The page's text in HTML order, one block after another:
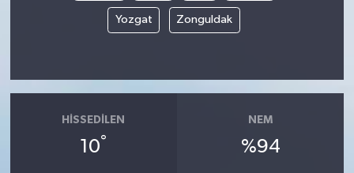
Yozgat Zonguldak
HISSEDILEN
10°
NEM
%94